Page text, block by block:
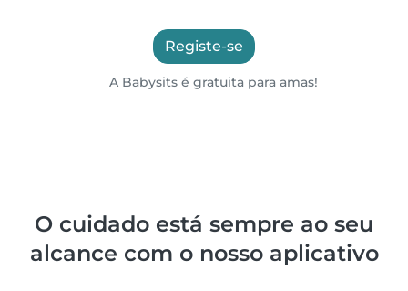
Registe-se
A Babysits é gratuita para amas!
O cuidado está sempre ao seu
alcance com o nosso aplicativo